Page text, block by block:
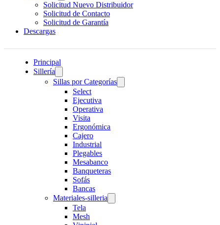
Solicitud Nuevo Distribuidor
Solicitud de Contacto
Solicitud de Garantía
Descargas
Principal
Sillería
Sillas por Categorías
Select
Ejecutiva
Operativa
Visita
Ergonómica
Cajero
Industrial
Plegables
Mesabanco
Banqueteras
Sofás
Bancas
Materiales-silleria
Tela
Mesh